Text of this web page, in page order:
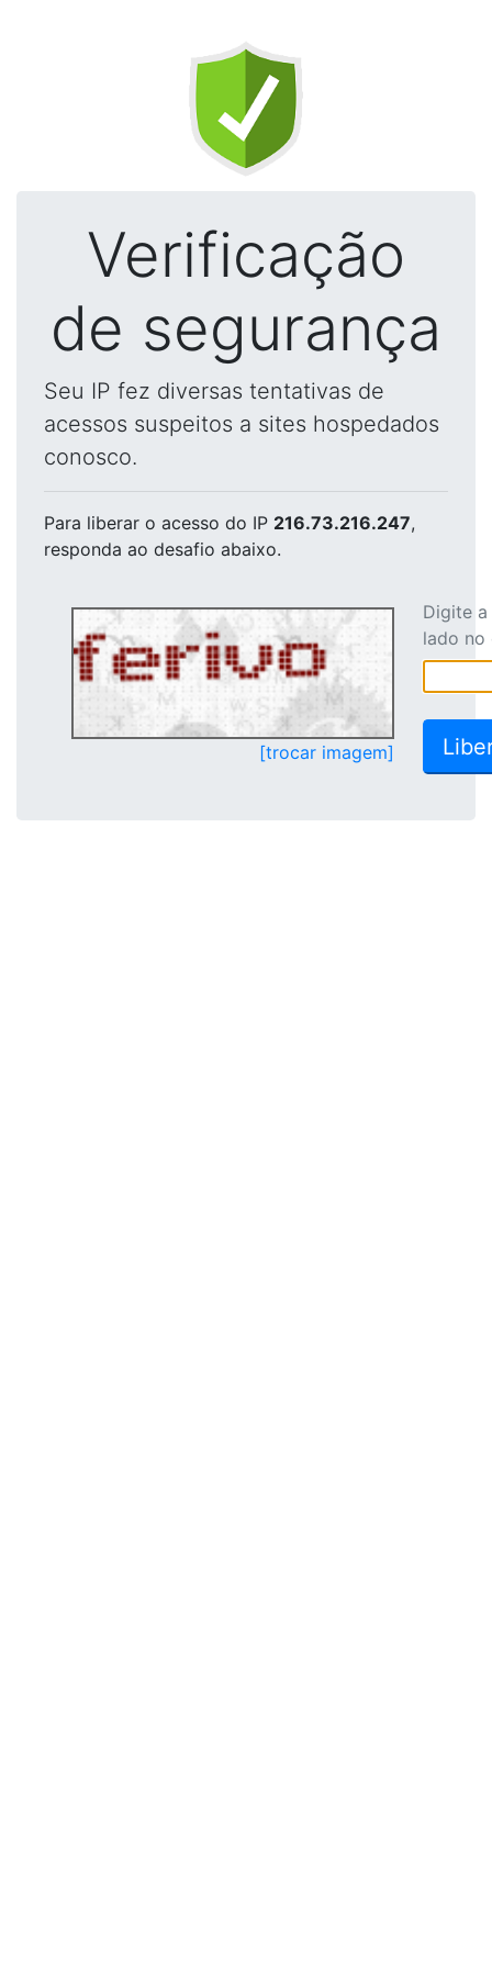
Verificação
de segurança
Seu IP fez diversas tentativas de
acessos suspeitos a sites hospedados
conosco.
Para liberar o acesso do IP 216.73.216.247,
responda ao desafio abaixo.
[trocar imagem]
Digite
lado no